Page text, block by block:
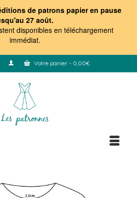
de patrons papier en pause
27 août.
disponibles en téléchargement
immédiat.
Votre panier - 0,00€